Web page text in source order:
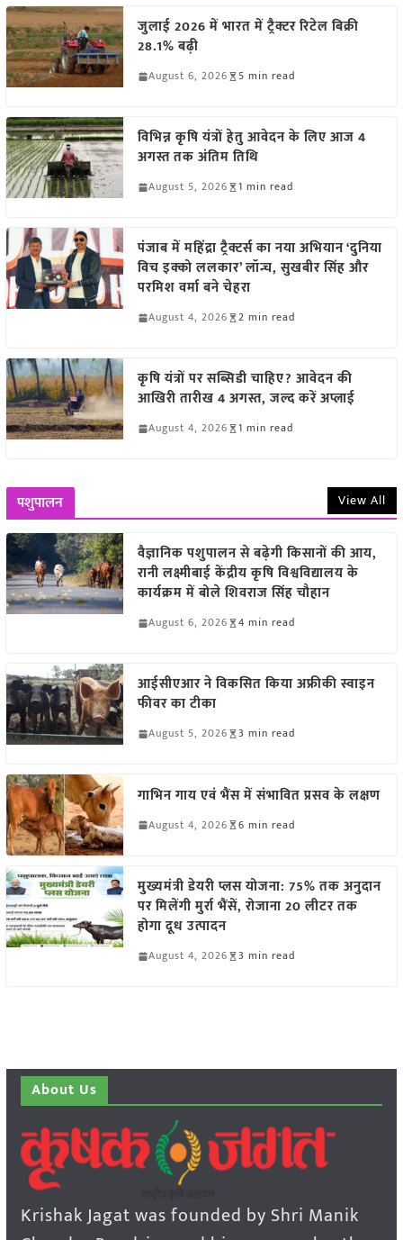
जुलाई 2026 में भारत में ट्रैक्टर रिटेल बिक्री
28.1% बढ़ी
August 6, 2026 5 min read
विभिन्न कृषि यंत्रों हेतु आवेदन के लिए आज 4
अगस्त तक अंतिम तिथि
August 5, 2026 1 min read
पंजाब में महिंद्रा ट्रैक्टर्स का नया अभियान ‘दुनिया
विच इक्को ललकार’ लॉन्च, सुखबीर सिंह और
परमिश वर्मा बने चेहरा
August 4, 2026 2 min read
कृषि यंत्रों पर सब्सिडी चाहिए? आवेदन की
आखिरी तारीख 4 अगस्त, जल्द करें अप्लाई
August 4, 2026 1 min read
पशुपालन View All
वैज्ञानिक पशुपालन से बढ़ेगी किसानों की आय,
रानी लक्ष्मीबाई केंद्रीय कृषि विश्वविद्यालय के
कार्यक्रम में बोले शिवराज सिंह चौहान
August 6, 2026 4 min read
आईसीएआर ने विकसित किया अफ्रीकी स्वाइन
फीवर का टीका
August 5, 2026 3 min read
गाभिन गाय एवं भैंस में संभावित प्रसव के लक्षण
August 4, 2026 6 min read
मुख्यमंत्री डेयरी प्लस योजना: 75% तक अनुदान
पर मिलेंगी मुर्रा भैंसें, रोजाना 20 लीटर तक
होगा दूध उत्पादन
August 4, 2026 3 min read
About Us
Krishak Jagat was founded by Shri Manik